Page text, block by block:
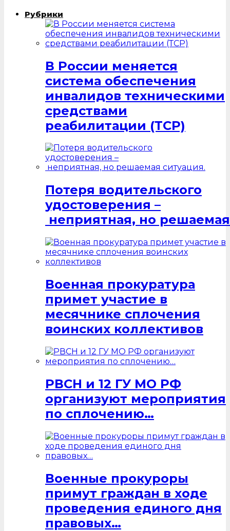
Рубрики
В России меняется
система обеспечения
инвалидов техническими
средствами
реабилитации (ТСР)
Потеря водительского
удостоверения –
неприятная, но
Военная прокуратура
примет участие в
месячнике сплочения
воинских коллективов
РВСН и 12 ГУ МО РФ
организуют мероприятия
по сплочению…
Военные прокуроры
примут граждан в ходе
проведения единого дня
правовых…